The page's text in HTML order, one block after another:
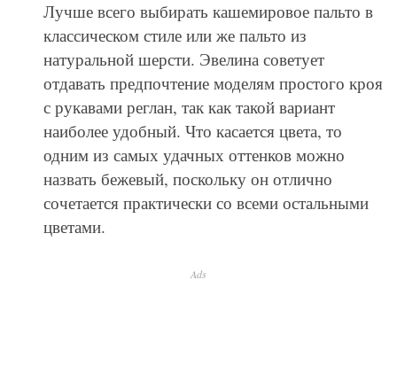
Лучше всего выбирать кашемировое пальто в
классическом стиле или же пальто из
натуральной шерсти. Эвелина советует
отдавать предпочтение моделям простого кроя
с рукавами реглан, так как такой вариант
наиболее удобный. Что касается цвета, то
одним из самых удачных оттенков можно
назвать бежевый, поскольку он отлично
сочетается практически со всеми остальными
цветами.
Ads